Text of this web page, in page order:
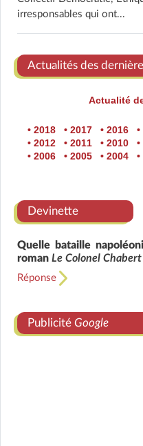
irresponsables qui ont...
Actualités des
Actualité
• 2018 • 2017 • 2016
• 2012
• 2011 • 2010
• 2006
• 2005 • 2004
Devinette
Quelle bataille
roman Le Colonel Chabert
Réponse
Publicité Google